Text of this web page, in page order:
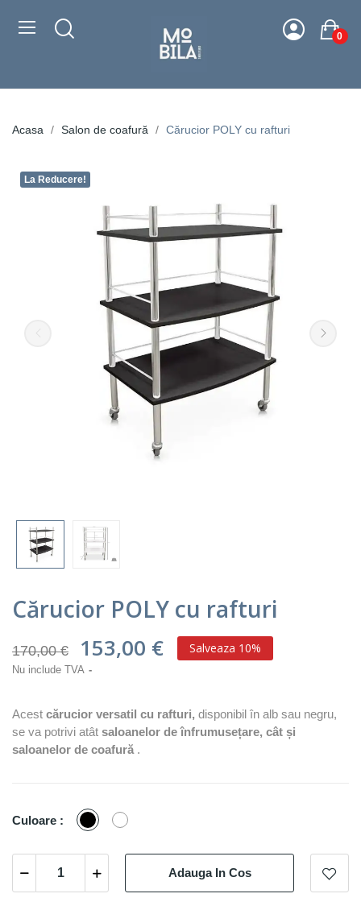
0
Acasa Salon de coafură Cărucior POLY cu rafturi
La Reducere!
Cărucior POLY cu rafturi
170,00 € 153,00 € Salveaza 10%
Nu include TVA
Acest cărucior versatil cu rafturi, disponibil în alb sau negru,
se va potrivi atât saloanelor de înfrumusețare, cât și
saloanelor de coafură .
Culoare : NegruAlb
Adauga In Cos